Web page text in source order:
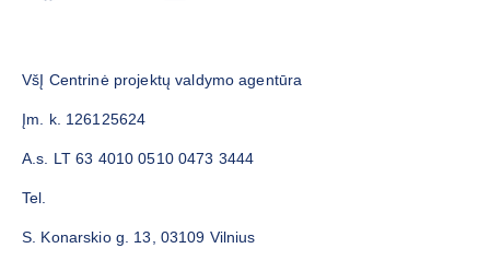
VšĮ Centrinė projektų valdymo agentūra
Įm. k. 126125624
A.s. LT 63 4010 0510 0473 3444
Tel.
S. Konarskio g. 13, 03109 Vilnius